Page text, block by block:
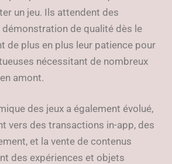
un jeu. Ils attendent des
démonstration de qualité dès le
de plus en plus leur patience pour
nécessitant de nombreux
amont.
des jeux a également évolué,
vers des transactions in-app, des
et la vente de contenus
des expériences et objets